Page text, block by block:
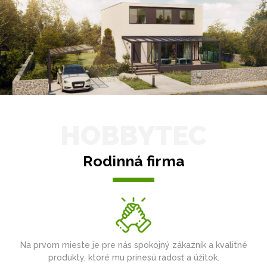
Rodinná firma
Na prvom mieste je pre nás spokojný zákazník a kvalitné
produkty, ktoré mu prinesú radosť a úžitok.